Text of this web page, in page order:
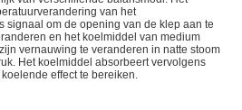
van het
signaal om de opening van de klep aan te
en het koelmiddel van medium
vernauwing te veranderen in natte stoom
Het koelmiddel absorbeert vervolgens
effect te bereiken.